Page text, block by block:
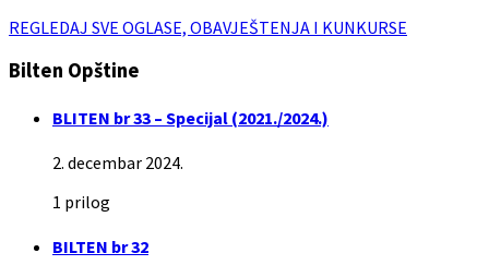
REGLEDAJ SVE OGLASE, OBAVJEŠTENJA I KUNKURSE
Bilten Opštine
BLITEN br 33 – Specijal (2021./2024.)
2. decembar 2024.
1 prilog
BILTEN br 32